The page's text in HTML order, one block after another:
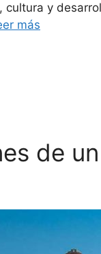
cultura y
más
de